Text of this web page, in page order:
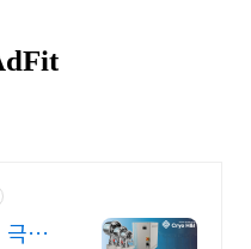
극저